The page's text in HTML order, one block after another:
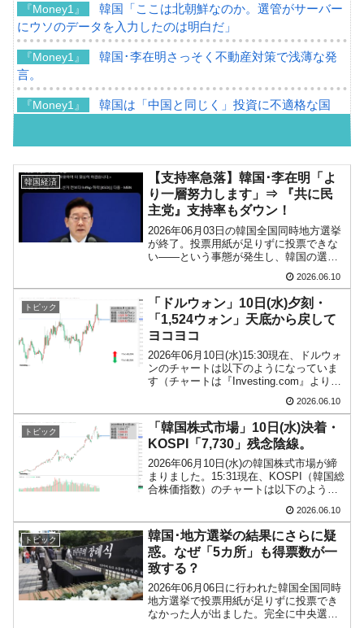
『Money1』
韓国「ここは北朝鮮なのか。選管がサーバー
にウソのデータを入力したのは明白だ」
『Money1』
韓国･李在明さっそく不動産対策で浅薄な発
言。
『Money1』
韓国は「中国と同じく」投資に不適格な国
⇒「金を経由するドル入手」手段ではないのか？
『Money1』
韓国･外為取引量「1日当たり1,214.4億ドル」
まで拡大 ⇒ 海外資金の動きに強く左右される状態
韓国･帰ってきた李在明。李在明を支持しな
『Money1』
韓国大統領府ボンクラ政策室長が告発された
⇒ 国家が行った恐るべき株価操作であり、空前の国政壟断
『Money1』
韓国･警察職員が「丸刈りになって抗議活
動」
国の過剰生産が世界を蝕む。
『Money1』
韓国製造業「半導体絶好調」のウラで他業種
は全般的「不調」⇒ PSIが示す現況は決して良くない。
『Money1』
【米韓激突案件】韓国消費者院が『クーパ
ン』1人当たり賠償10万ウォンを認定 ⇒ 総額3兆7,000億
『Money1』 韓国で猛暑。南東部では干ばつ
『Money1』
韓国型イージス搭載の次世代駆逐艦
「KDDX」1番艦、2032年竣工と公示
【対日本円】ウォン安が急進！ 日米の協調に
韓国経済
【支持率急落】韓国･李在明「よ
り一層努力します」⇒ 『共に民
主党』支持率もダウン！
2026年06月03日の韓国全国同時地方選挙
が終了。投票用紙が足りずに投票できな
い――という事態が発生し、韓国の選挙
で高まりました。まだ抗議活動は続いて
おり、政府も（重い）腰を上げざるを得
なくなっています...
2026.06.10
トピック
「ドルウォン」10日(水)夕刻・
「1,524ウォン」天底から戻して
ヨコヨコ
2026年06月10日(水)15:30現在、ドルウォ
ンのチャートは以下のようになっていま
す（チャートは『Investing.com』より引
用）。下から跳ね返って、陽線になりま
した。現在のところ「1ドル＝1,524ウォ
ン」近辺の攻防となってい...
2026.06.10
トピック
「韓国株式市場」10日(水)決着・
KOSPI「7,730」残念陰線。
2026年06月10日(水)の韓国株式市場が締
まりました。15:31現在、KOSPI（韓国総
合株価指数）のチャートは以下のように
『Investing.com』より引用）。上昇する
勢いが足りず、陰線のママで終わりまし
た...
2026.06.10
トピック
韓国･地方選挙の結果にさらに疑
惑。なぜ「5カ所」も得票数が一
致する？
2026年06月06日に行われた韓国全国同時
地方選挙で投票用紙が足りずに投票でき
なかった人が出ました。完全に中央選挙